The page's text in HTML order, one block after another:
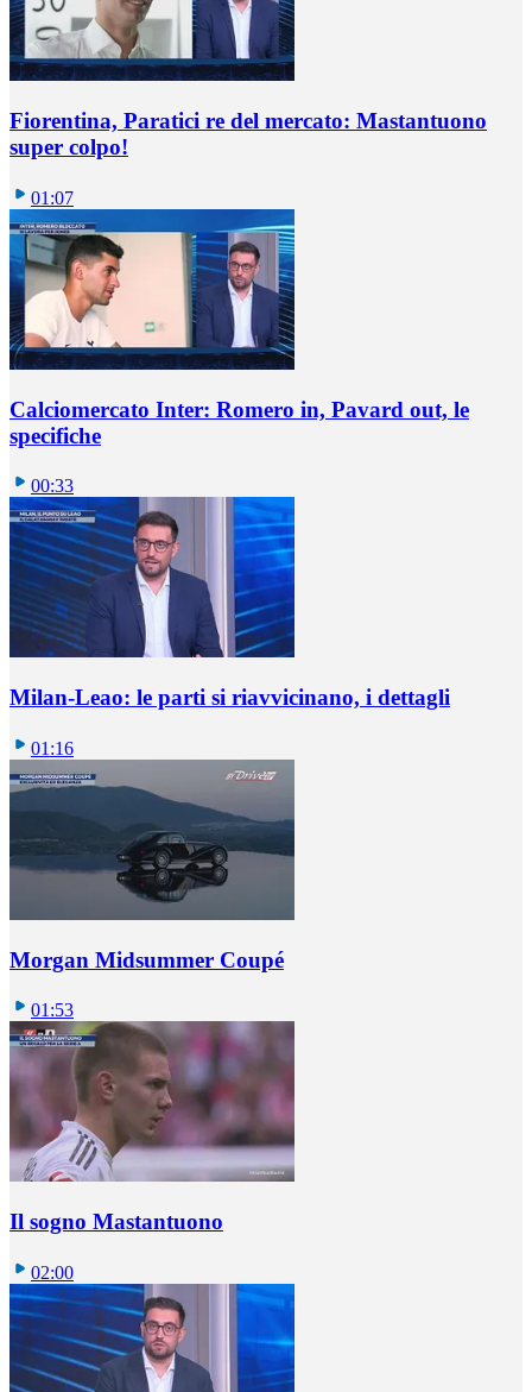
Fiorentina, Paratici re del mercato: Mastantuono
super colpo!
01:07
Calciomercato Inter: Romero in, Pavard out, le
specifiche
00:33
Milan-Leao: le parti si riavvicinano, i dettagli
01:16
Morgan Midsummer Coupé
01:53
Il sogno Mastantuono
02:00